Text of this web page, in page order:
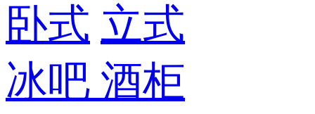
卧式 立式
冰吧 酒柜